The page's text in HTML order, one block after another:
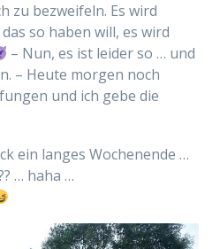
zu bezweifeln. Es wird
so haben will, es wird
– Nun, es ist leider so … und
– Heute morgen noch
und ich gebe die
ein langes Wochenende …
… haha …